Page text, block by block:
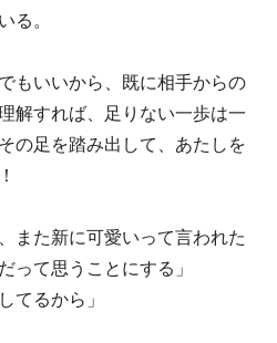
る。
もいいから、既に相手からの
解すれば、足りない一歩は一
の足を踏み出して、あたしを
また新に可愛いって言われた
って思うことにする」
てるから」